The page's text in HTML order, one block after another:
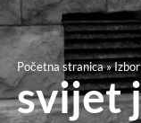
Početna stranica»
svijet